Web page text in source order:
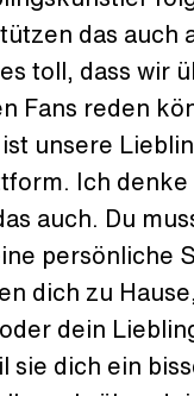
das auch
toll, dass wir
Fans reden
unsere
Ich denke
auch. Du
persönliche
dich zu
dein
sie dich ein